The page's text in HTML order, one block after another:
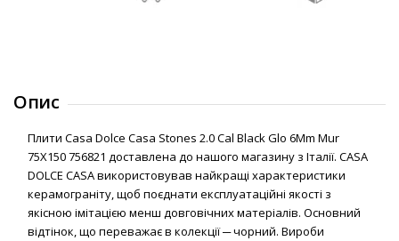
Опис
Плити Casa Dolce Casa Stones 2.0 Cal Black Glo 6Mm Mur
75X150 756821 доставлена до нашого магазину з Італії. CASA
DOLCE CASA використовував найкращі характеристики
керамограніту, щоб поєднати експлуатаційні якості з
якісною імітацією менш довговічних матеріалів. Основний
відтінок, що переважає в колекції ─ чорний. Вироби